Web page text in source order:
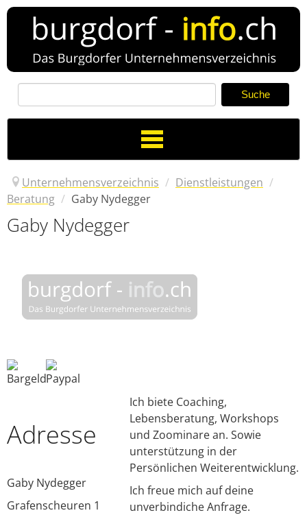
Toggle
Navigation
FAQ
News
Verzeichnis
Unternehmensverzeichnis / Dienstleistungen /
Beratung / Gaby Nydegger
Gaby Nydegger
Adresse
Gaby Nydegger
Grafenscheuren 1
Ich biete Coaching,
Lebensberatung, Workshops
und Zoominare an. Sowie
unterstützung in der
Persönlichen Weiterentwicklung.
Ich freue mich auf deine
unverbindiche Anfrage.